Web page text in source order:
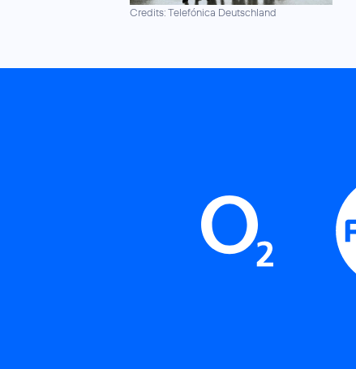
Credits: Telefónica Deutschland